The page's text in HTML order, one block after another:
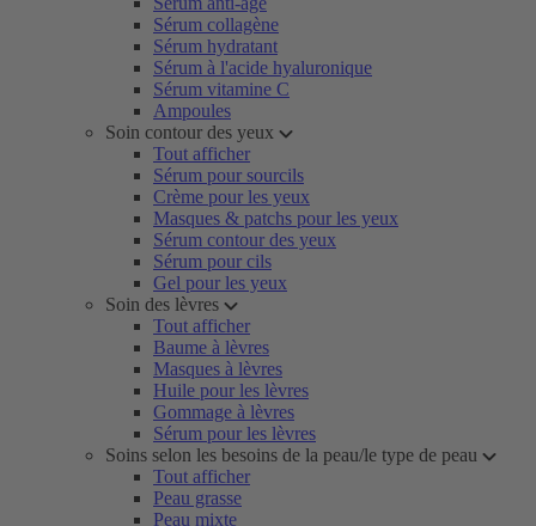
Sérum collagène
Sérum hydratant
Sérum à l'acide hyaluronique
Sérum vitamine C
Ampoules
Soin contour des yeux
Tout afficher
Sérum pour sourcils
Crème pour les yeux
Masques & patchs pour les yeux
Sérum contour des yeux
Sérum pour cils
Gel pour les yeux
Soin des lèvres
Tout afficher
Baume à lèvres
Masques à lèvres
Huile pour les lèvres
Gommage à lèvres
Sérum pour les lèvres
Soins selon les besoins de la peau/le type de peau
Tout afficher
Peau grasse
Peau mixte